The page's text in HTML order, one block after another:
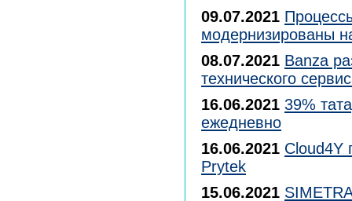
09.07.2021
модернизированы
08.07.2021 Banza
технического
16.06.2021 39%
ежедневно
16.06.2021 Cloud4Y
Prytek
15.06.2021